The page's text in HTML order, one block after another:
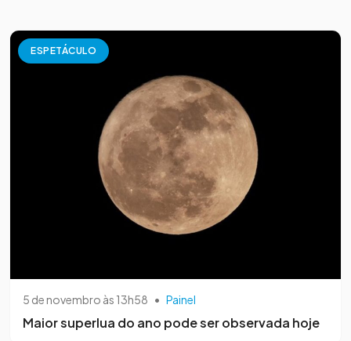
ESPETÁCULO
5 de novembro às 13h58 • Painel
Maior superlua do ano pode ser observada hoje